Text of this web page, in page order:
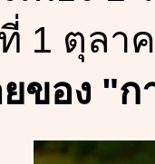
1 ตุลา
ของ "ก